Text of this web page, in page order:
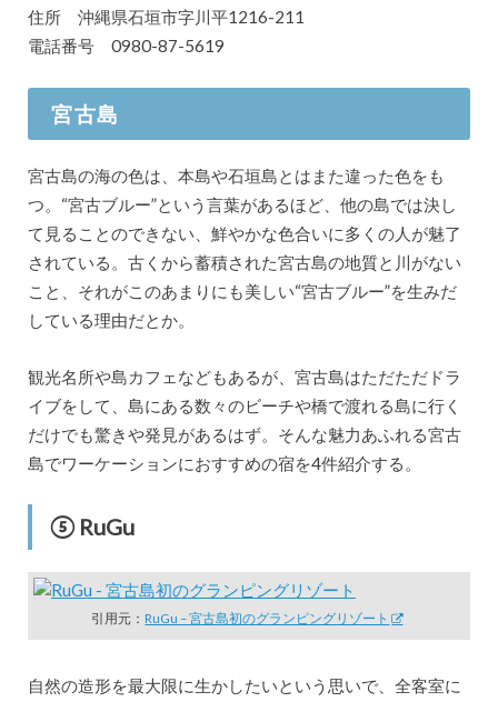
住所 沖縄県石垣市字川平1216-211
電話番号 0980-87-5619
宮古島
宮古島の海の色は、本島や石垣島とはまた違った色をも
つ。“宮古ブルー”という言葉があるほど、他の島では決し
て見ることのできない、鮮やかな色合いに多くの人が魅了
されている。古くから蓄積された宮古島の地質と川がない
こと、それがこのあまりにも美しい“宮古ブルー”を生みだ
している理由だとか。
観光名所や島カフェなどもあるが、宮古島はただただドラ
イブをして、島にある数々のビーチや橋で渡れる島に行く
だけでも驚きや発見があるはず。そんな魅力あふれる宮古
島でワーケーションにおすすめの宿を4件紹介する。
⑤ RuGu
引用元：RuGu – 宮古島初のグランピングリゾート
自然の造形を最大限に生かしたいという思いで、全客室に